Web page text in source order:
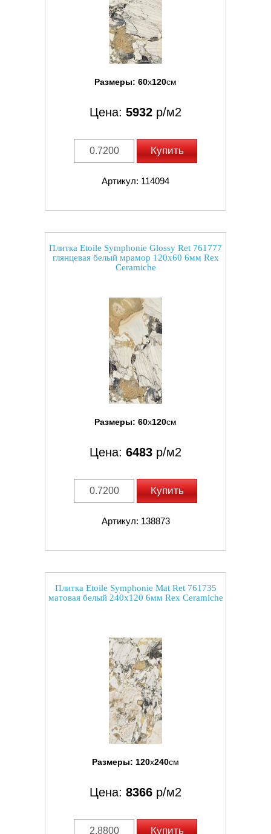
Размеры: 60x120см
Цена: 5932 р/м2
Купить
Артикул: 114094
Плитка Etoile Symphonie Glossy Ret 761777
глянцевая белый мрамор 120x60 6мм Rex
Ceramiche
Размеры: 60x120см
Цена: 6483 р/м2
Купить
Артикул: 138873
Плитка Etoile Symphonie Mat Ret 761735
матовая белый 240x120 6мм Rex Ceramiche
Размеры: 120x240см
Цена: 8366 р/м2
Купить